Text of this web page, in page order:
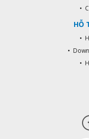
•
HỖ
•
•
•